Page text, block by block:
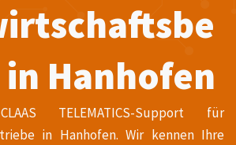
Hanhofen
TELEMATICS-Support für
in Hanhofen. Wir kennen Ihre